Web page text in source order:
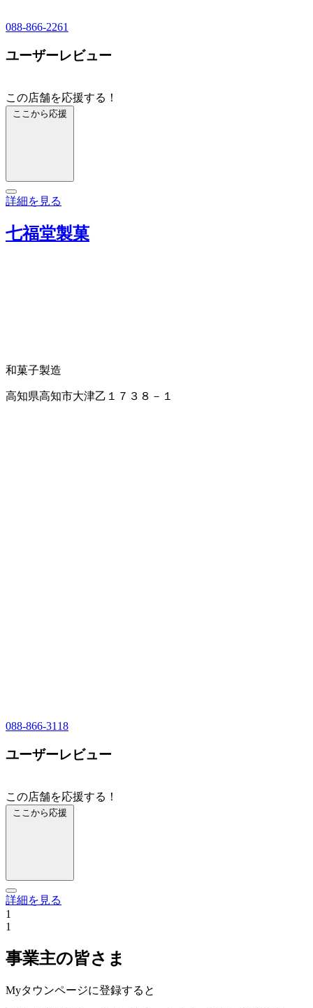
088-866-2261
ユーザーレビュー
この店舗を応援する！
ここから応援
詳細を見る
七福堂製菓
和菓子製造
高知県高知市大津乙１７３８－１
088-866-3118
ユーザーレビュー
この店舗を応援する！
ここから応援
詳細を見る
1
1
事業主の皆さま
Myタウンページに登録すると